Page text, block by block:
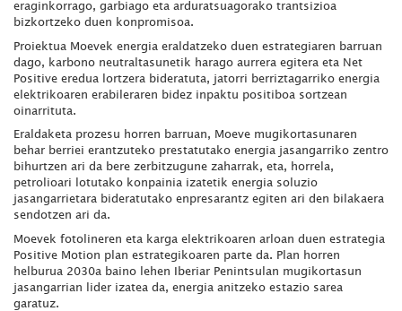
eraginkorrago, garbiago eta arduratsuagorako trantsizioa
bizkortzeko duen konpromisoa.
Proiektua Moevek energia eraldatzeko duen estrategiaren barruan
dago, karbono neutraltasunetik harago aurrera egitera eta Net
Positive eredua lortzera bideratuta, jatorri berriztagarriko energia
elektrikoaren erabileraren bidez inpaktu positiboa sortzean
oinarrituta.
Eraldaketa prozesu horren barruan, Moeve mugikortasunaren
behar berriei erantzuteko prestatutako energia jasangarriko zentro
bihurtzen ari da bere zerbitzugune zaharrak, eta, horrela,
petrolioari lotutako konpainia izatetik energia soluzio
jasangarrietara bideratutako enpresarantz egiten ari den bilakaera
sendotzen ari da.
Moevek fotolineren eta karga elektrikoaren arloan duen estrategia
Positive Motion plan estrategikoaren parte da. Plan horren
helburua 2030a baino lehen Iberiar Penintsulan mugikortasun
jasangarrian lider izatea da, energia anitzeko estazio sarea
garatuz.